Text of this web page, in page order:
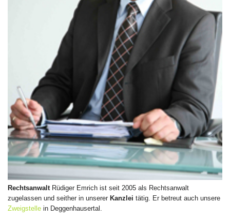
Rechtsanwalt Rüdiger Emrich ist seit 2005 als Rechtsanwalt
zugelassen und seither in unserer Kanzlei tätig. Er betreut auch unsere
Zweigstelle in Deggenhausertal.